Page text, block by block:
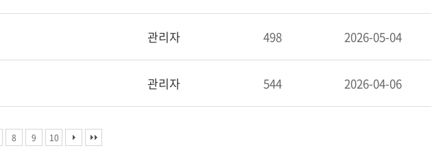
관리자 498 2026-05-04
관리자 544 2026-04-06
8 9 10